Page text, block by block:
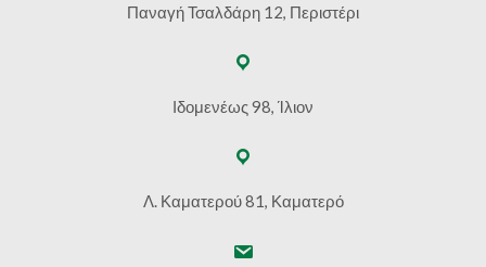
Παναγή Τσαλδάρη 12, Περιστέρι
Ιδομενέως 98, Ίλιον
Λ. Καματερού 81, Καματερό